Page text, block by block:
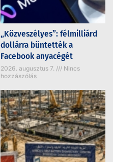
„Közveszélyes”: félmilliárd
dollárra büntették a
Facebook anyacégét
2026. augusztus 7.
Nincs
hozzászólás